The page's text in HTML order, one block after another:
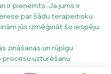
ir pieņemts. Ja jums ir
par šādu terapeitisku
jūs izmēģināt šo iespēju.
zināšanas un rūpīgu
uzturēšanu